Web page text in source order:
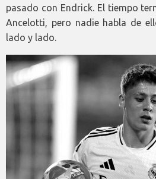
pasado con Endrick. El tiempo
Ancelotti, pero nadie habla de
lado y lado.